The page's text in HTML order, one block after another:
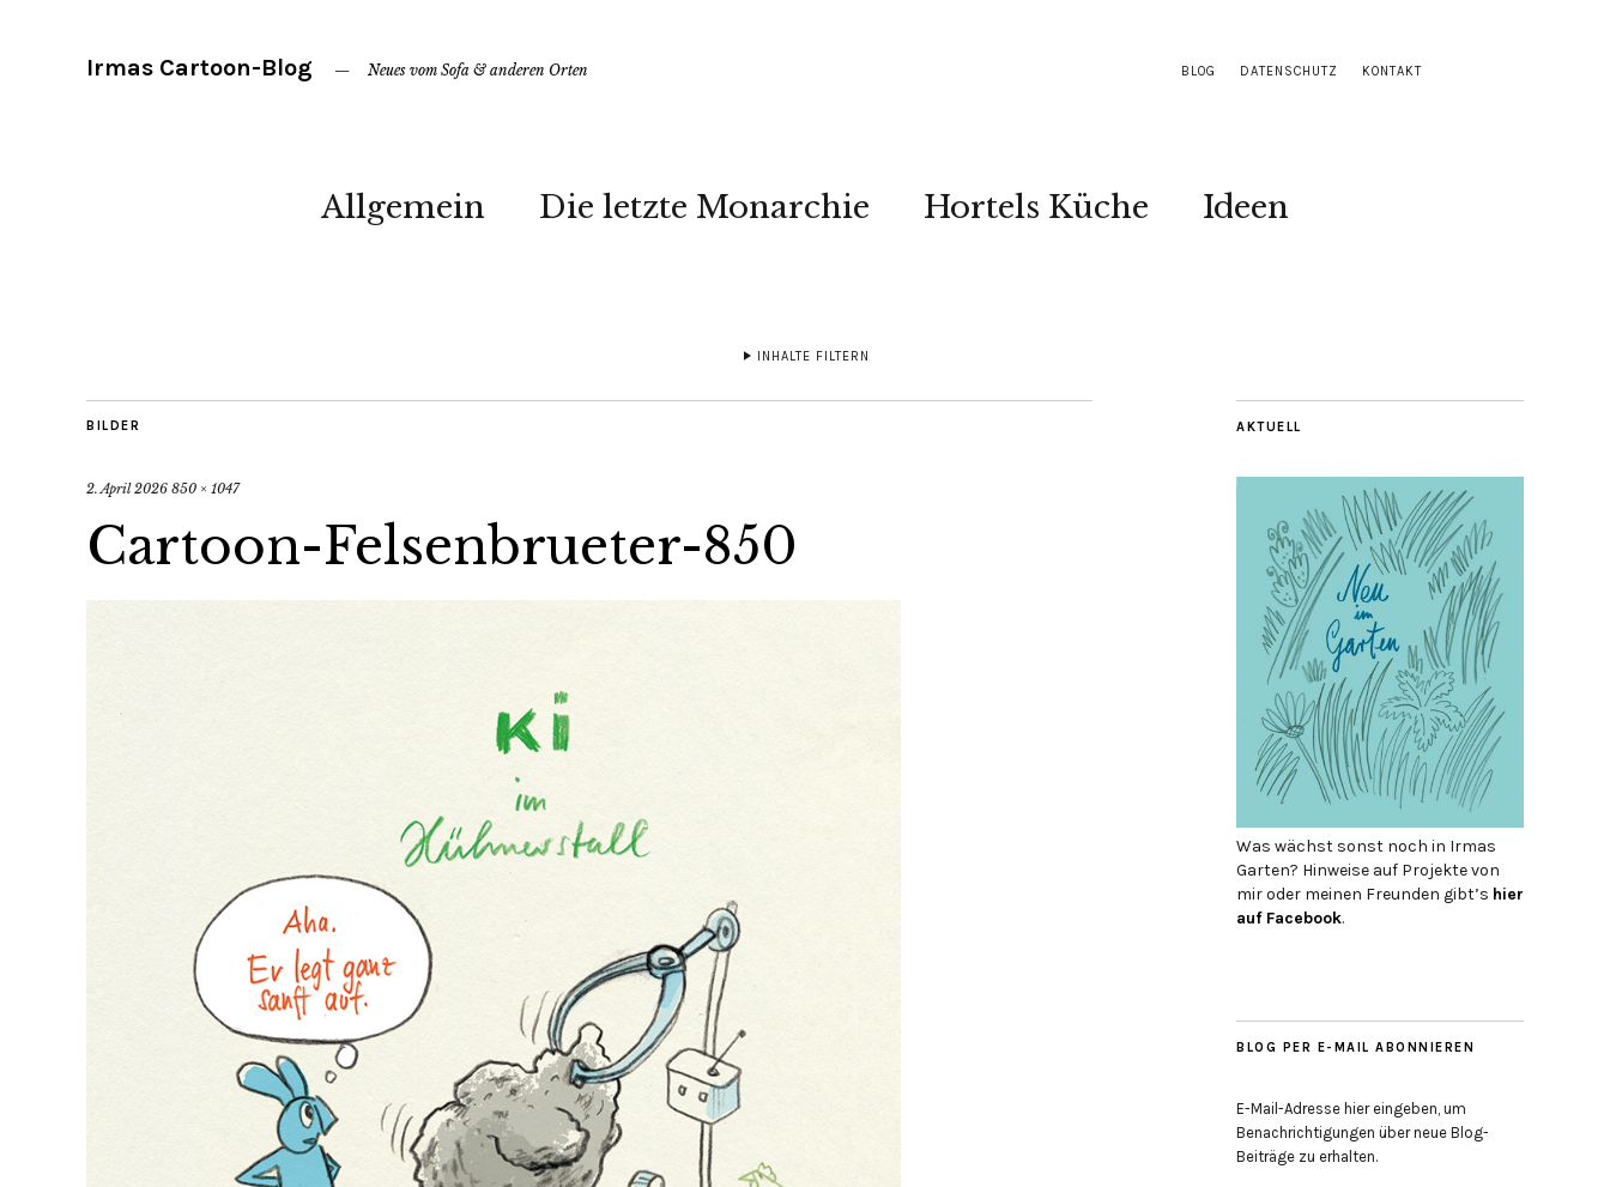
BLOG DATENSCHUTZ KONTAKT
Irmas Cartoon-Blog Neues vom Sofa & anderen Orten
Allgemein Die letzte Monarchie Hortels Küche Ideen
INHALTE FILTERN
BILDER
2. April 2026 850 × 1047
Cartoon-Felsenbrueter-850
AKTUELL
Was wächst sonst noch in Irmas
Garten? Hinweise auf Projekte von
mir oder meinen Freunden gibt’s hier
auf Face­book.
BLOG PER E-MAIL ABONNIEREN
E-Mail-Adresse hier eingeben, um
Benachrichtigungen über neue Blog-
Beiträge zu erhalten.